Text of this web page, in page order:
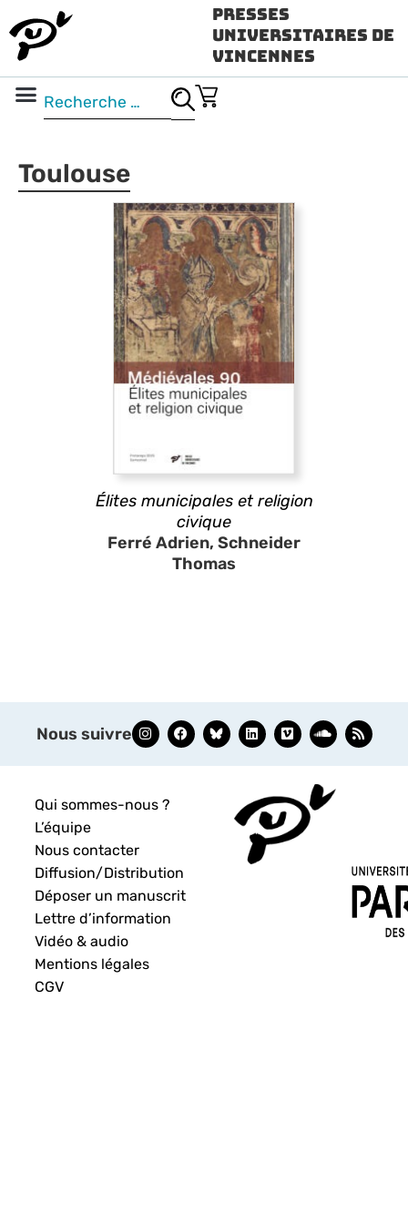
Presses
Universitaires de
Vincennes
Toulouse
Élites municipales et religion
civique
Ferré Adrien, Schneider
Thomas
Nous suivre
Qui sommes-nous ?
L’équipe
Nous contacter
Diffusion/Distribution
Déposer un manuscrit
Lettre d’information
Vidéo & audio
Mentions légales
CGV